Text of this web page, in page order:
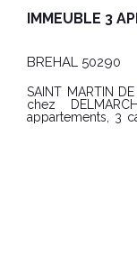
BREHAL 50290
SAINT MARTIN
chez
appartements, 3
appartement 1er